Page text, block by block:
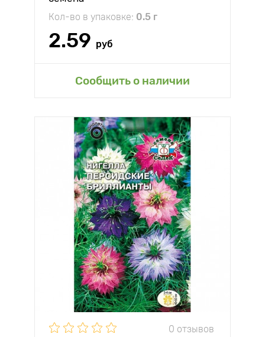
Кол-во в упаковке: 0.5 г
2.59 руб
Сообщить о наличии
0 отзывов